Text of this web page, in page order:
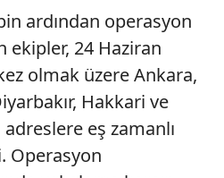
Çerezlere ilişkin detaylı bilgi
Çerez Bilgilendirme
Korunması Kanunu uyarınca
okumak ve sitemizde
kullanılan çerezlerle ilgili bilgi
ardından operasyon
ekipler, 24 Haziran
olmak üzere Ankara,
Hakkari ve
eş zamanlı
Operasyon